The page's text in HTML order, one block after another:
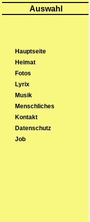
Auswahl
Hauptseite
Heimat
Fotos
Lyrix
Musik
Menschliches
Kontakt
Datenschutz
Job